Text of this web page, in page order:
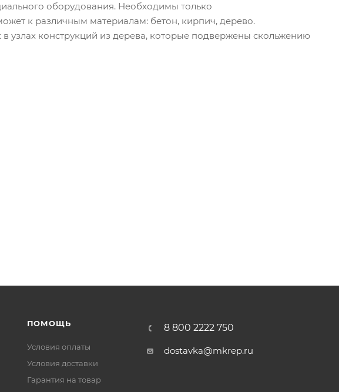
оборудования. Необходимы только
к различным материалам: бетон, кирпич, дерево.
узлах конструкций из дерева, которые подвержены скольжению
ПОМОЩЬ
Условия оплаты
Условия доставки
Гарантия на товар
8 800 2222 750
dostavka@mkrep.ru